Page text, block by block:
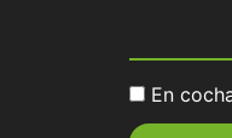
En